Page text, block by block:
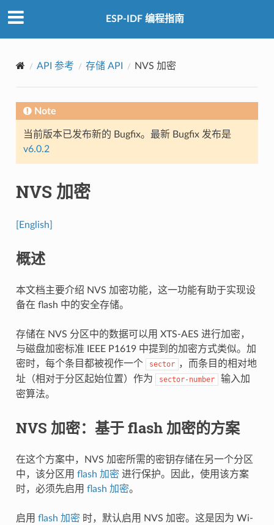
ESP-IDF 编程指南
API 参考 存储 API NVS 加密
Note
当前版本已发布新的 Bugfix。最新 Bugfix 发布是
v6.0.2
NVS 加密
[English]
概述
本文档主要介绍 NVS 加密功能，这一功能有助于实现设
备在 flash 中的安全存储。
存储在 NVS 分区中的数据可以用 XTS-AES 进行加密，
与磁盘加密标准 IEEE P1619 中提到的加密方式类似。加
密时，每个条目都被视作一个
sector ，而条目的相对地
址（相对于分区起始位置）作为
sector-number
输入加
密算法。
NVS 加密：基于 flash 加密的方案
在这个方案中，NVS 加密所需的密钥存储在另一个分区
中，该分区用 flash 加密 进行保护。因此，使用该方案
时，必须先启用 flash 加密。
启用 flash 加密 时，默认启用 NVS 加密。这是因为 Wi-